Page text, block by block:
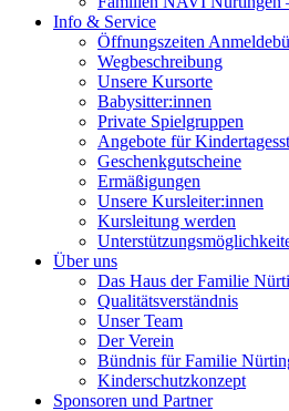
Info & Service
Öffnungszeiten
Wegbeschreibung
Unsere Kursorte
Babysitter:innen
Private Spielgruppen
Angebote für
Geschenkgutscheine
Ermäßigungen
Unsere Kursleiter:innen
Kursleitung werden
Über uns
Das Haus der Familie
Qualitätsverständnis
Unser Team
Der Verein
Bündnis für Familie
Kinderschutzkonzept
Sponsoren und Partner